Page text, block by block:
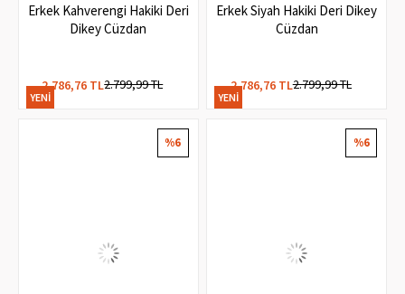
Erkek Kahverengi Hakiki Deri
Dikey Cüzdan
2.786,76 TL2.799,99 TL
YENI
Erkek Siyah Hakiki Deri Dikey
Cüzdan
2.786,76 TL2.799,99 TL
YENI
%6 %6